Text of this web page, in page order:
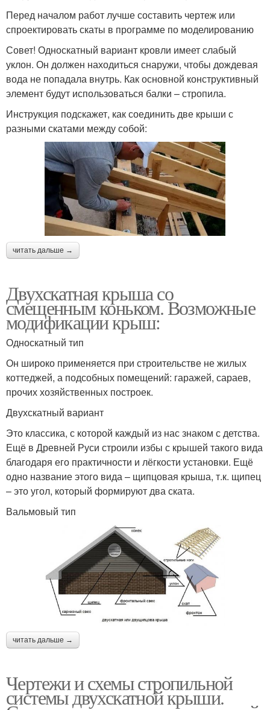
Перед началом работ лучше составить чертеж или
спроектировать скаты в программе по моделированию
Совет! Односкатный вариант кровли имеет слабый
уклон. Он должен находиться снаружи, чтобы дождевая
вода не попадала внутрь. Как основной конструктивный
элемент будут использоваться балки – стропила.
Инструкция подскажет, как соединить две крыши с
разными скатами между собой:
читать дальше →
Двухскатная крыша со
смещенным коньком. Возможные
модификации крыш:
Односкатный тип
Он широко применяется при строительстве не жилых
коттеджей, а подсобных помещений: гаражей, сараев,
прочих хозяйственных построек.
Двухскатный вариант
Это классика, с которой каждый из нас знаком с детства.
Ещё в Древней Руси строили избы с крышей такого вида
благодаря его практичности и лёгкости установки. Ещё
одно название этого вида – щипцовая крыша, т.к. щипец
– это угол, который формируют два ската.
Вальмовый тип
читать дальше →
Чертежи и схемы стропильной
системы двухскатной крыши.